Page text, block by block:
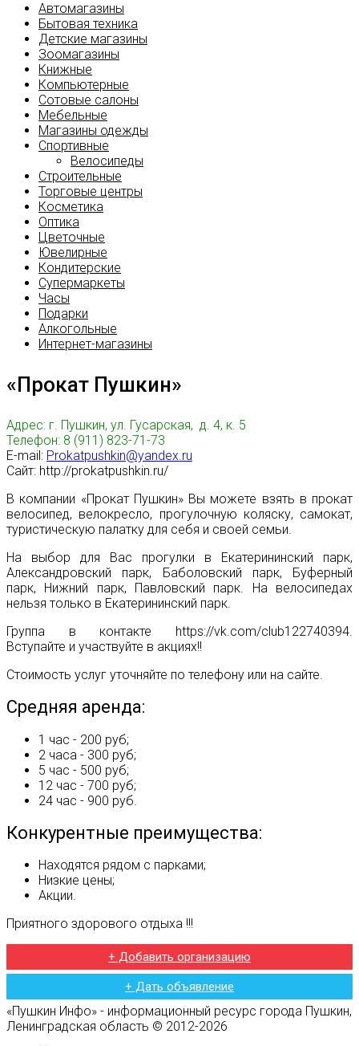
Автомагазины
Бытовая техника
Детские магазины
Зоомагазины
Книжные
Компьютерные
Сотовые салоны
Мебельные
Магазины одежды
Спортивные
Велосипеды
Строительные
Торговые центры
Косметика
Оптика
Цветочные
Ювелирные
Кондитерские
Супермаркеты
Часы
Подарки
Алкогольные
Интернет-магазины
«Прокат Пушкин»
Адрес: г. Пушкин, ул. Гусарская, д. 4, к. 5
Телефон: 8 (911) 823-71-73
E-mail: Prokatpushkin@yandex.ru
Сайт: http://prokatpushkin.ru/
В компании «Прокат Пушкин» Вы можете взять в прокат
велосипед, велокресло, прогулочную коляску, самокат,
туристическую палатку для себя и своей семьи.
На выбор для Вас прогулки в Екатерининский парк,
Александровский парк, Баболовский парк, Буферный
парк, Нижний парк, Павловский парк. На велосипедах
нельзя только в Екатерининский парк.
Группа в контакте https://vk.com/club122740394.
Вступайте и участвуйте в акциях!!
Стоимость услуг уточняйте по телефону или на сайте.
Средняя аренда:
1 час - 200 руб;
2 часа - 300 руб;
5 час - 500 руб;
12 час - 700 руб;
24 час - 900 руб.
Конкурентные преимущества:
Находятся рядом с парками;
Низкие цены;
Акции.
Приятного здорового отдыха !!!
+ Добавить организацию
+ Дать объявление
«Пушкин Инфо» - информационный ресурс города Пушкин,
Ленинградская область © 2012-2026